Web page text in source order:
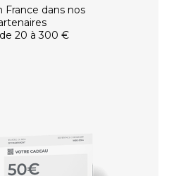
France dans nos
20 à 300 €